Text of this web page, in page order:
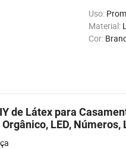
Uso: Promoção
Material:
Cor:
de Látex para
LED,